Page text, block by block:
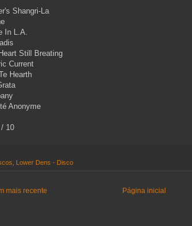
Shangri-La
In L.A.
Still Breating
Current
Hearth
Anonyme
/ 10
Lower Dens - Disco
mais recente Página inicial